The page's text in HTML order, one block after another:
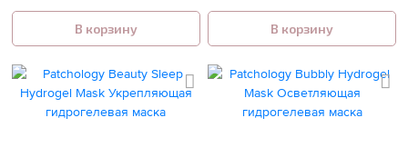
В корзину В корзину